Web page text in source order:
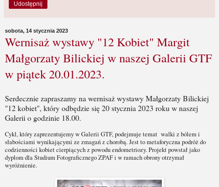
Udostępnij
sobota, 14 stycznia 2023
Wernisaż wystawy "12 Kobiet" Margit
Małgorzaty Bilickiej w naszej Galerii GTF
w piątek 20.01.2023.
Serdecznie zapraszamy na wernisaż wystawy Małgorzaty Bilickiej
"12 kobiet", który odbędzie się 20 stycznia 2023 roku w naszej
Galerii o godzinie 18.00.